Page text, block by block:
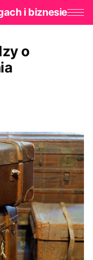
i biznesie
o